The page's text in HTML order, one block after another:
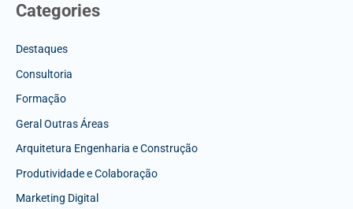
Categories
Destaques
Consultoria
Formação
Geral Outras Áreas
Arquitetura Engenharia e Construção
Produtividade e Colaboração
Marketing Digital